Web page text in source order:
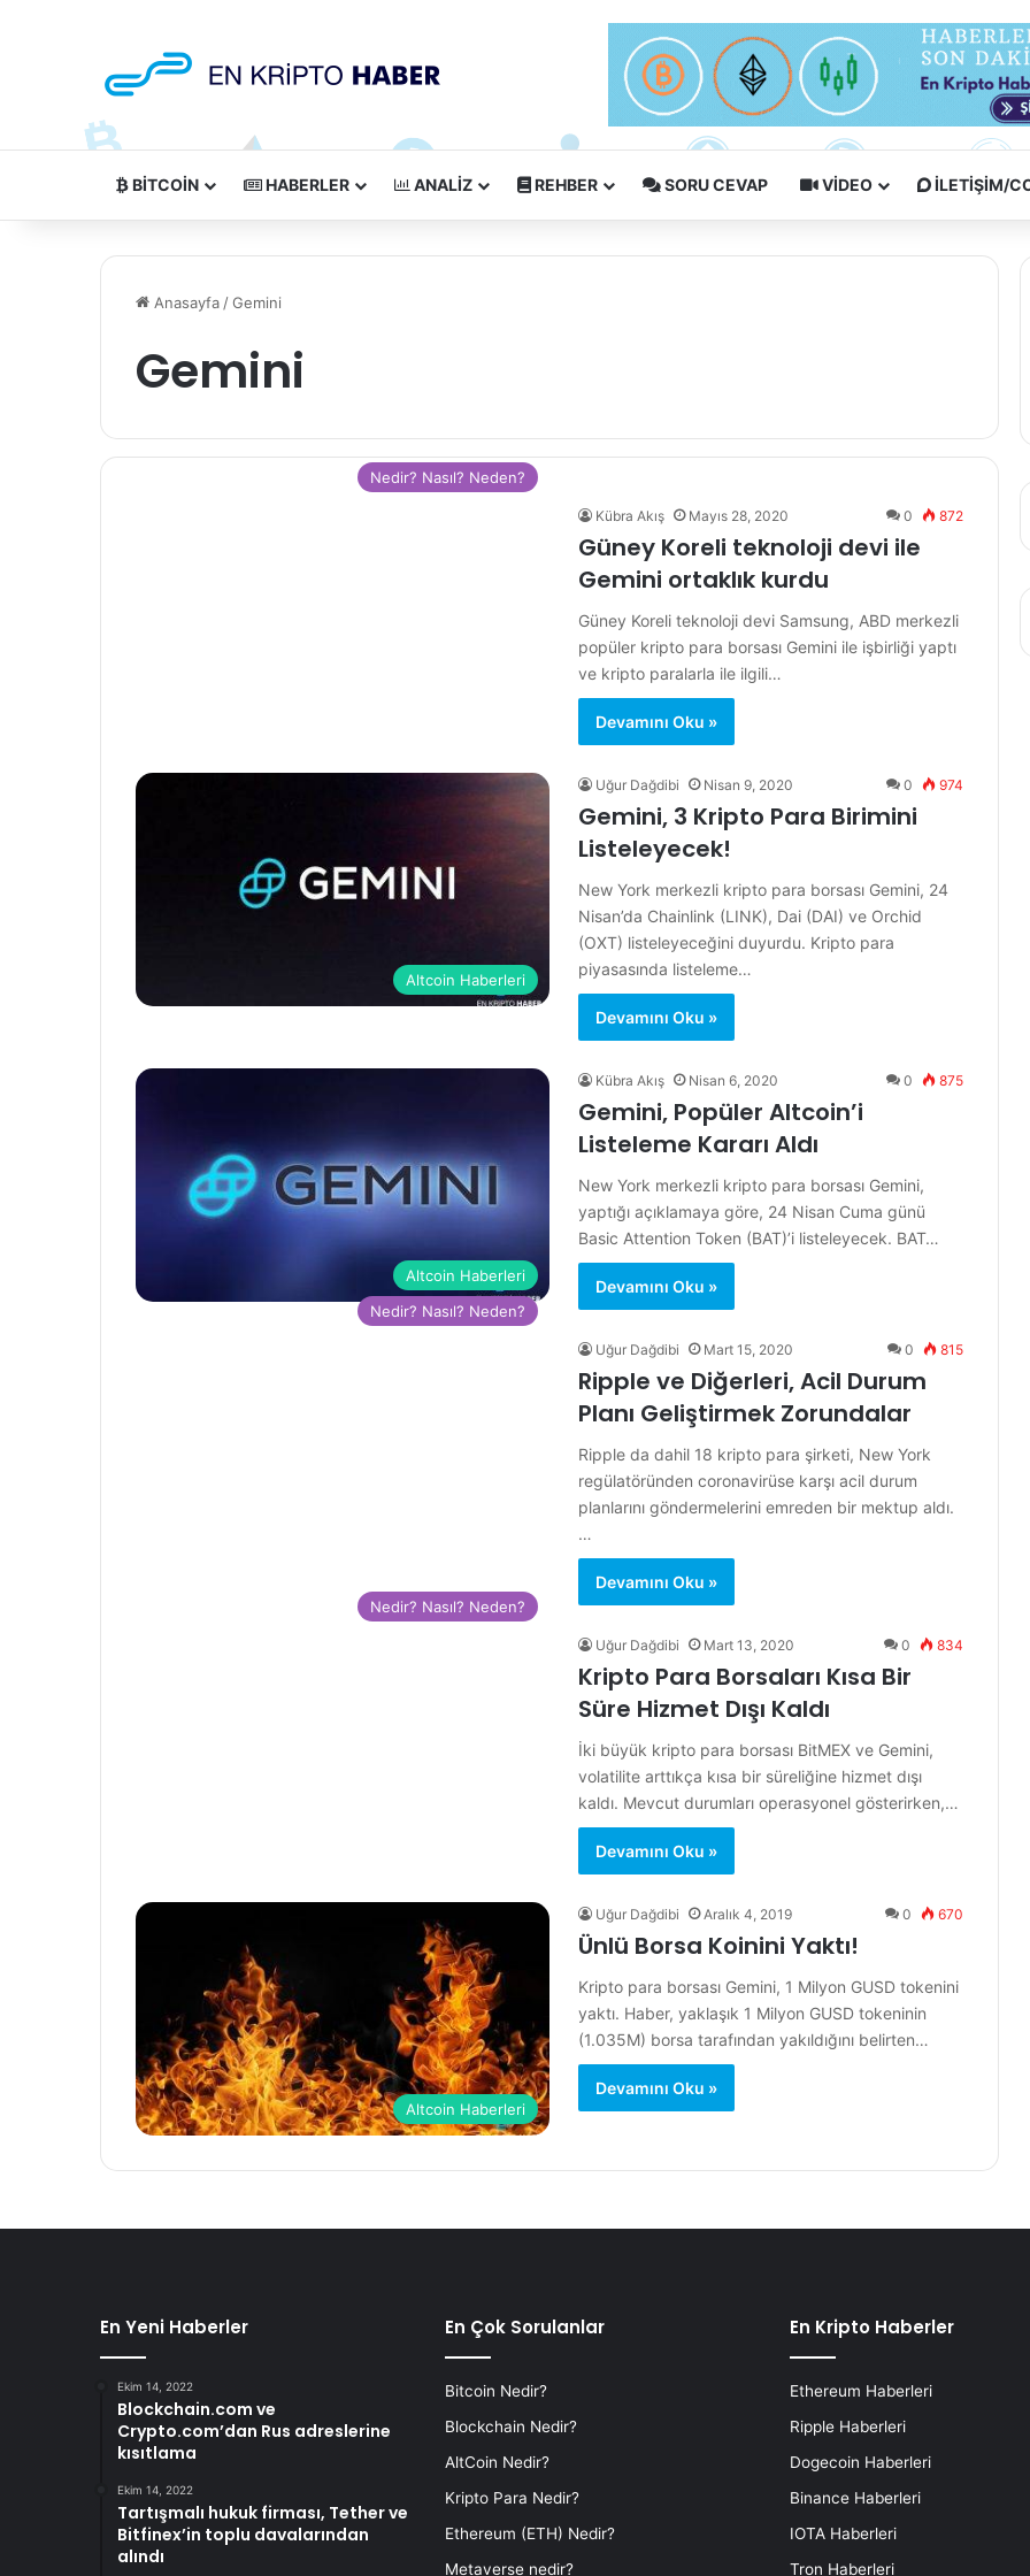
BITCOIN HABERLER ANALIZ REHBER SORU CEVAP VIDEO İLETIŞIM/
Anasayfa /Gemini
Gemini
Nedir? Nasıl? Neden?
Kübra Akış Mayıs 28, 2020 0 872
Güney Koreli teknoloji devi ile
Gemini ortaklık kurdu
Güney Koreli teknoloji devi Samsung, ABD merkezli
popüler kripto para borsası Gemini ile işbirliği yaptı
ve kripto paralarla ile ilgili…
Devamını Oku »
Altcoin Haberleri
Uğur Dağdibi Nisan 9, 2020 0 974
Gemini, 3 Kripto Para Birimini
Listeleyecek!
New York merkezli kripto para borsası Gemini, 24
Nisan’da Chainlink (LINK), Dai (DAI) ve Orchid
(OXT) listeleyeceğini duyurdu. Kripto para
piyasasında listeleme…
Devamını Oku »
Altcoin Haberleri
Kübra Akış Nisan 6, 2020 0 875
Gemini, Popüler Altcoin’i
Listeleme Kararı Aldı
New York merkezli kripto para borsası Gemini,
yaptığı açıklamaya göre, 24 Nisan Cuma günü
Basic Attention Token (BAT)’i listeleyecek. BAT…
Devamını Oku »
Nedir? Nasıl? Neden?
Uğur Dağdibi Mart 15, 2020 0 815
Ripple ve Diğerleri, Acil Durum
Planı Geliştirmek Zorundalar
Ripple da dahil 18 kripto para şirketi, New York
regülatöründen coronavirüse karşı acil durum
planlarını göndermelerini emreden bir mektup aldı.
…
Devamını Oku »
Nedir? Nasıl? Neden?
Uğur Dağdibi Mart 13, 2020 0 834
Kripto Para Borsaları Kısa Bir
Süre Hizmet Dışı Kaldı
İki büyük kripto para borsası BitMEX ve Gemini,
volatilite arttıkça kısa bir süreliğine hizmet dışı
kaldı. Mevcut durumları operasyonel gösterirken,…
Devamını Oku »
Altcoin Haberleri
Uğur Dağdibi Aralık 4, 2019 0 670
Ünlü Borsa Koinini Yaktı!
Kripto para borsası Gemini, 1 Milyon GUSD tokenini
yaktı. Haber, yaklaşık 1 Milyon GUSD tokeninin
(1.035M) borsa tarafından yakıldığını belirten…
Devamını Oku »
En Yeni Haberler
Ekim 14, 2022
Blockchain.com ve
Crypto.com’dan Rus adreslerine
kısıtlama
Ekim 14, 2022
Tartışmalı hukuk firması, Tether ve
Bitfinex’in toplu davalarından
alındı
En Çok Sorulanlar
Bitcoin Nedir?
Blockchain Nedir?
AltCoin Nedir?
Kripto Para Nedir?
Ethereum (ETH) Nedir?
Metaverse nedir?
En Kripto Haberler
Ethereum Haberleri
Ripple Haberleri
Dogecoin Haberleri
Binance Haberleri
IOTA Haberleri
Tron Haberleri